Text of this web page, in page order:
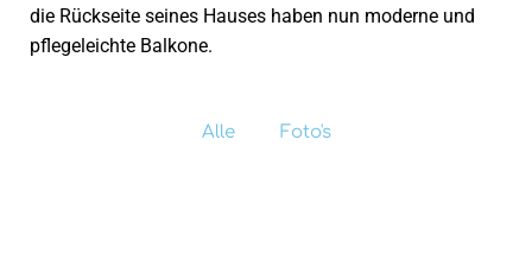
die Rückseite seines Hauses haben nun moderne und
pflegeleichte Balkone.
Alle Foto's